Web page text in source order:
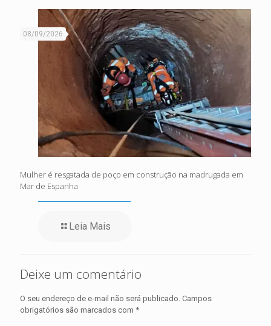
08/09/2026
Mulher é resgatada de poço em construção na madrugada em
Mar de Espanha
Leia Mais
Deixe um comentário
O seu endereço de e-mail não será publicado. Campos
obrigatórios são marcados com *